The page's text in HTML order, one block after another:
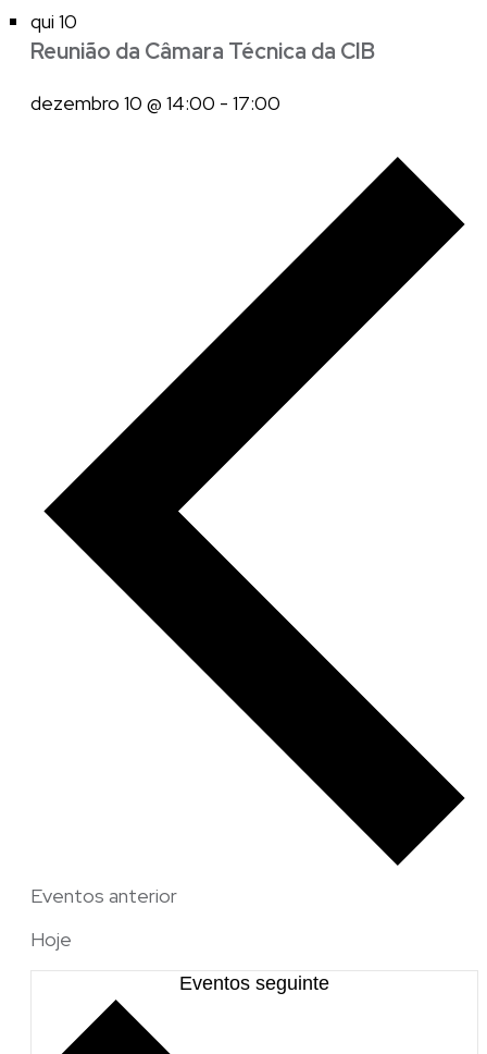
qui 10
Reunião da Câmara Técnica da CIB
dezembro 10 @ 14:00 - 17:00
Eventos anterior
Hoje
Eventos seguinte